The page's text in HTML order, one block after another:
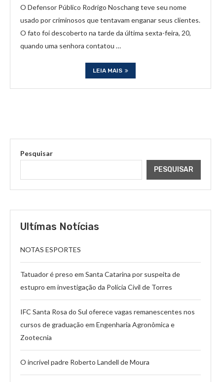
O Defensor Público Rodrigo Noschang teve seu nome
usado por criminosos que tentavam enganar seus clientes.
O fato foi descoberto na tarde da última sexta-feira, 20,
quando uma senhora contatou …
LEIA MAIS
Pesquisar
PESQUISAR
Ultímas Notícias
NOTAS ESPORTES
Tatuador é preso em Santa Catarina por suspeita de
estupro em investigação da Polícia Civil de Torres
IFC Santa Rosa do Sul oferece vagas remanescentes nos
cursos de graduação em Engenharia Agronômica e
Zootecnia
O incrível padre Roberto Landell de Moura